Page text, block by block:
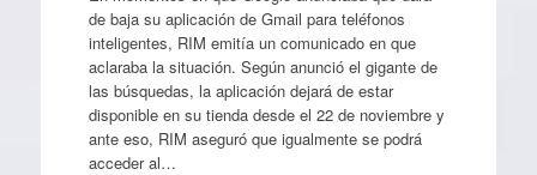
de baja su aplicación de Gmail para teléfonos
inteligentes, RIM emitía un comunicado en que
aclaraba la situación. Según anunció el gigante de
las búsquedas, la aplicación dejará de estar
disponible en su tienda desde el 22 de noviembre y
ante eso, RIM aseguró que igualmente se podrá
acceder al…